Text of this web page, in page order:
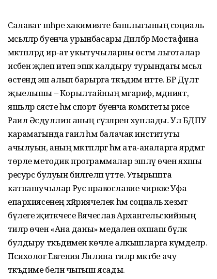
Салават шәһәре хакимияте башлыгының социаль
мәсьәләләр буенча урынбасары Дилбәр Мостафина
мәктәпләрдә ир-ат укытучыларны өстәмә льготалар
исәбенә җәлеп итеп эшкә калдыру турындагы мәсьәлә
өстендә эш алып барырга тәкъдим итте. БР Дәүләт
җыелышы – Корылтайның мәгариф, мәдәният,
яшьләр сәясәте һәм спорт буенча комитеты рәисе
Раил Әсәдуллин аның сүзләрен хуплады. Ул БДПУ
карамагында гаилә һәм балачак институты
ачылуын, аның мәктәпләргә һәм ата-аналарга ярдәмгә
төрле методик программалар эшләү өчен яхшы
ресурс булуын билгеләп үтте. Утырышта
катнашучылар Рус православие чиркәве Уфа
епархиясенең хәйриячелек һәм социаль хезмәт
бүлеге җитәкчесе Вячеслав Архангельскийның
әтиләр өчен «Ана даны» медаленә охшаш бүләк
булдыру тәкъдимен көчле алкышларга күмделәр.
Психолог Евгения Лялина әтиләр мәктәбе ачу
тәкъдиме белән чыгыш ясады.